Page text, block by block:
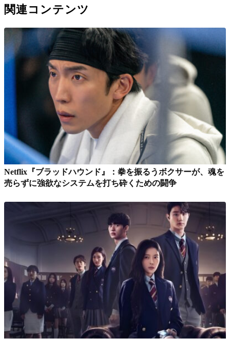
関連コンテンツ
Netflix『ブラッドハウンド』：拳を振るうボクサーが、魂を
売らずに強欲なシステムを打ち砕くための闘争